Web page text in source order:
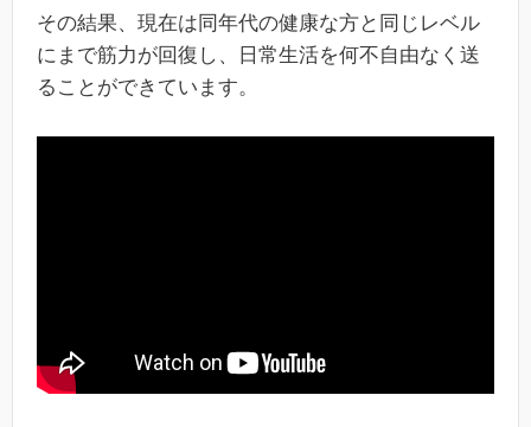
その結果、現在は同年代の健康な方と同じレベル
にまで筋力が回復し、日常生活を何不自由なく送
ることができています。